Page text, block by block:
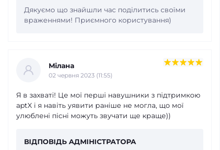
Дякуємо що знайшли час поділитись своїми
враженнями! Приємного користування)
Мілана
02 червня 2023 (11:55)
Я в захваті! Це мої перші навушники з підтримкою
aptX і я навіть уявити раніше не могла, що мої
улюблені пісні можуть звучати ще краще))
ВІДПОВІДЬ АДМІНІСТРАТОРА